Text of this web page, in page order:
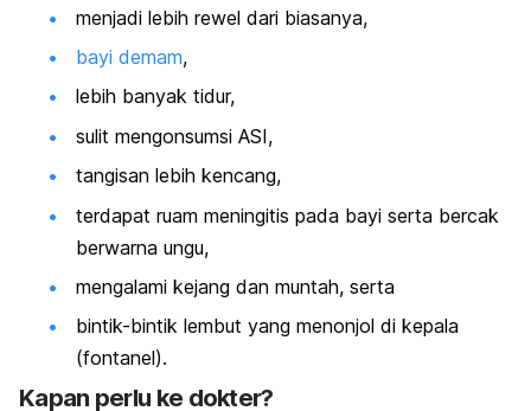
menjadi lebih rewel dari biasanya,
bayi demam,
lebih banyak tidur,
sulit mengonsumsi ASI,
tangisan lebih kencang,
terdapat ruam meningitis pada bayi serta bercak
berwarna ungu,
mengalami kejang dan muntah, serta
bintik-bintik lembut yang menonjol di kepala
(fontanel).
Kapan perlu ke dokter?